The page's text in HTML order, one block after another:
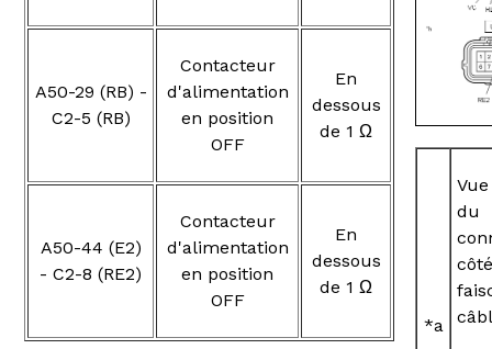
A50-29 (RB) -
C2-5 (RB)
Contacteur
d'alimentation
en position
OFF
En
dessous
de 1 Ω
A50-44 (E2)
- C2-8 (RE2)
Contacteur
d'alimentation
en position
OFF
En
dessous
de 1 Ω
*a
du
côté